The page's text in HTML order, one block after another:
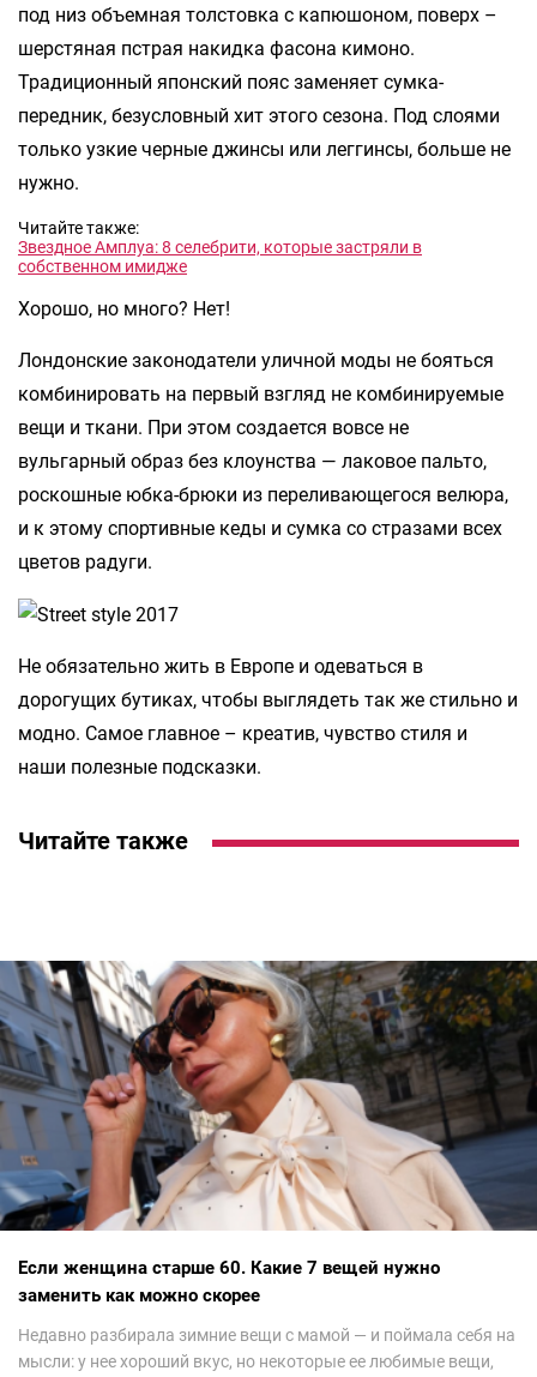
под низ объемная толстовка с капюшоном, поверх –
шерстяная пстрая накидка фасона кимоно.
Традиционный японский пояс заменяет сумка-
передник, безусловный хит этого сезона. Под слоями
только узкие черные джинсы или леггинсы, больше не
нужно.
Читайте также:
Звездное Амплуа: 8 селебрити, которые застряли в
собственном имидже
Хорошо, но много? Нет!
Лондонские законодатели уличной моды не бояться
комбинировать на первый взгляд не комбинируемые
вещи и ткани. При этом создается вовсе не
вульгарный образ без клоунства — лаковое пальто,
роскошные юбка-брюки из переливающегося велюра,
и к этому спортивные кеды и сумка со стразами всех
цветов радуги.
Не обязательно жить в Европе и одеваться в
дорогущих бутиках, чтобы выглядеть так же стильно и
модно. Самое главное – креатив, чувство стиля и
наши полезные подсказки.
Читайте также
Если женщина старше 60. Какие 7 вещей нужно
заменить как можно скорее
Недавно разбирала зимние вещи с мамой — и поймала себя на
мысли: у нее хороший вкус, но некоторые ее любимые вещи,